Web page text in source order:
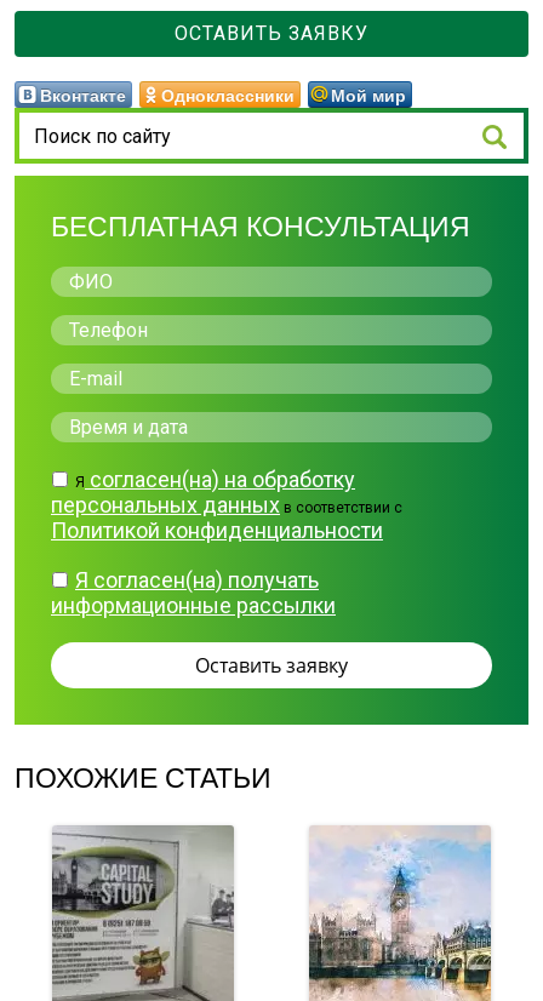
ОСТАВИТЬ ЗАЯВКУ
Вконтакте Одноклассники Мой мир
БЕСПЛАТНАЯ КОНСУЛЬТАЦИЯ
Я согласен(на) на обработку
персональных данных в соответствии с
Политикой конфиденциальности
Я согласен(на) получать
информационные рассылки
ПОХОЖИЕ СТАТЬИ